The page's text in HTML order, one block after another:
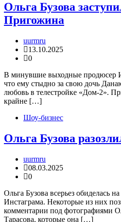
Ольга Бузова
Пригожина
uurmru
13.10.2025
0
В минувшие выходные продюсер
что ему стыдно за свою дочь
любовь в телестройке «Дом-2».
крайне […]
Шоу-бизнес
Ольга Бузова
uurmru
08.03.2025
0
Ольга Бузова всерьез обиделась
Инстаграма. Некоторые из них
комментарии под фотографиями
Тарасова, которые она […]